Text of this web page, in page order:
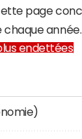
page
chaque année.
endettées